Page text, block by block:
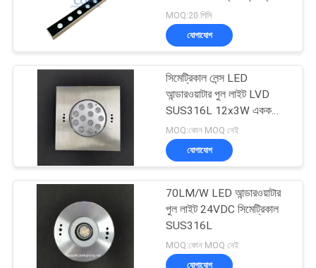
এলইডি ফ্লাড লাইট
101
LED আন্ডারওয়াটার স্পট
লাইট
23
24VDC 24W
MOQ:20 পিসি
যোগাযোগ
সিমেট্রিকাল লেন্স LED
আন্ডারওয়াটার পুল লাইট LVD
SUS316L 12x3W একক
RGB RGBW
MOQ:কোন MOQ নেই
যোগাযোগ
70LM/W LED আন্ডারওয়াটার
পুল লাইট 24VDC সিমেট্রিকাল
SUS316L
MOQ:কোন MOQ নেই
যোগাযোগ